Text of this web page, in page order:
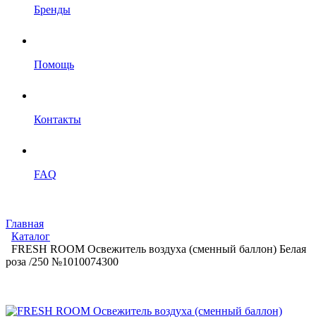
Бренды
Помощь
Контакты
FAQ
Главная
Каталог
FRESH ROOM Освежитель воздуха (сменный баллон) Белая
роза /250 №1010074300